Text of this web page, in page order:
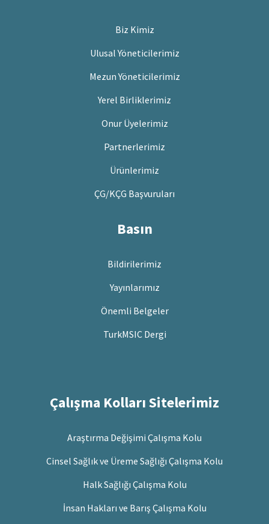
Biz Kimiz
Ulusal Yöneticilerimiz
Mezun Yöneticilerimiz
Yerel Birliklerimiz
Onur Üyelerimiz
Partnerlerimiz
Ürünlerimiz
ÇG/KÇG Başvuruları
Basın
Bildirilerimiz
Yayınlarımız
Önemli Belgeler
TurkMSIC Dergi
Çalışma Kolları Sitelerimiz
Araştırma Değişimi Çalışma Kolu
Cinsel Sağlık ve Üreme Sağlığı Çalışma Kolu
Halk Sağlığı Çalışma Kolu
İnsan Hakları ve Barış Çalışma Kolu